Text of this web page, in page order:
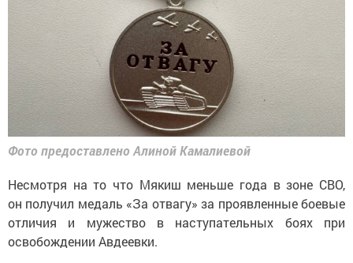
Фото предоставлено Алиной Камалиевой
Несмотря на то что Мякиш меньше года в зоне СВО,
он получил медаль «За отвагу» за проявленные боевые
отличия и мужество в наступательных боях при
освобождении Авдеевки.